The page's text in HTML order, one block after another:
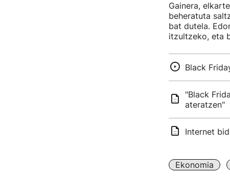
Gainera,
beheratuta
bat dutela.
itzultzeko, eta
Black
"Black
ateratzen"
Internet
Ekonomia